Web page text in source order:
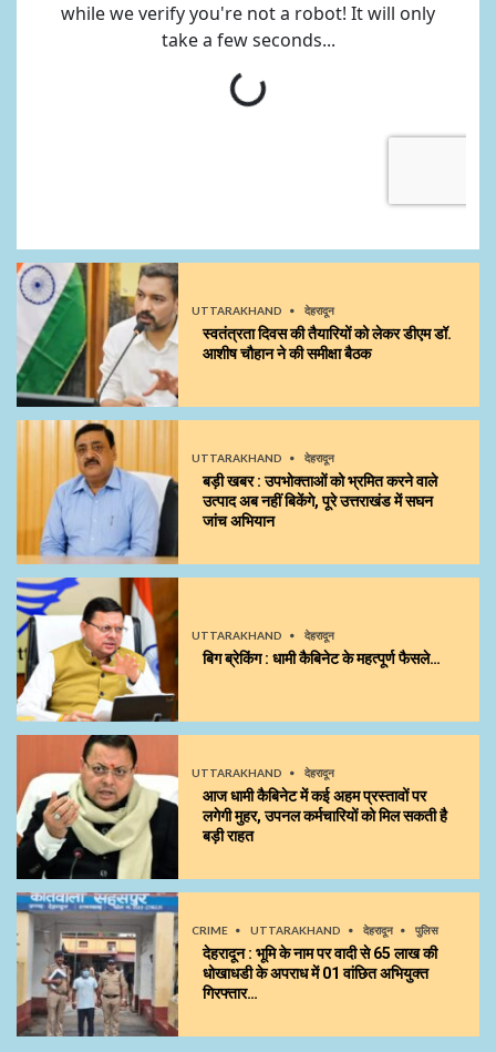
UTTARAKHAND देहरादून
स्वतंत्रता दिवस की तैयारियों को लेकर डीएम डॉ.
आशीष चौहान ने की समीक्षा बैठक
UTTARAKHAND देहरादून
बड़ी खबर : उपभोक्ताओं को भ्रमित करने वाले
उत्पाद अब नहीं बिकेंगे, पूरे उत्तराखंड में सघन
जांच अभियान
UTTARAKHAND देहरादून
बिग ब्रेकिंग : धामी कैबिनेट के महत्पूर्ण फैसले…
UTTARAKHAND देहरादून
आज धामी कैबिनेट में कई अहम प्रस्तावों पर
लगेगी मुहर, उपनल कर्मचारियों को मिल सकती है
बड़ी राहत
CRIME UTTARAKHAND देहरादून पुलिस
देहरादून : भूमि के नाम पर वादी से 65 लाख की
धोखाधडी के अपराध में 01 वांछित अभियुक्त
गिरफ्तार…